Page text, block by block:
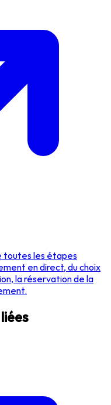
toutes les étapes
en direct, du choix
la réservation de la